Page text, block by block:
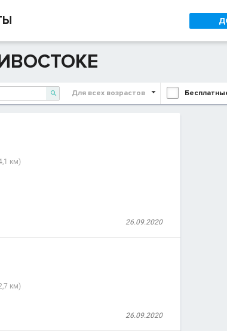
 Для всех возрастов
км)
26.09.2020
км)
26.09.2020